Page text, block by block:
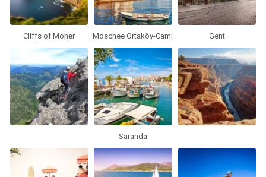
Cliffs of Moher Moschee Ortaköy-Cami Gent
Saranda